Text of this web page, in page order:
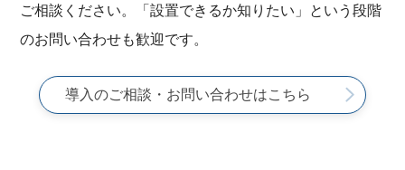
ご相談ください。「設置できるか知りたい」という段階
のお問い合わせも歓迎です。
導入のご相談・お問い合わせはこちら